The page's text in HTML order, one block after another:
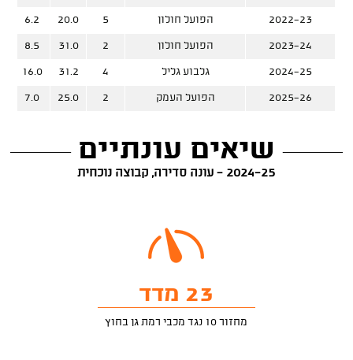
2022-23 הפועל חולון 5
20.0
6.2
2023-24 הפועל חולון 2
31.0
8.5
2024-25 גלבוע גליל 4
31.2
16.0
2025-26 הפועל העמק 2
25.0
7.0
שיאים עונתיים
2024-25 - עונה סדירה, קבוצה נוכחית
23 מדד
מחזור 10 נגד מכבי רמת גן בחוץ